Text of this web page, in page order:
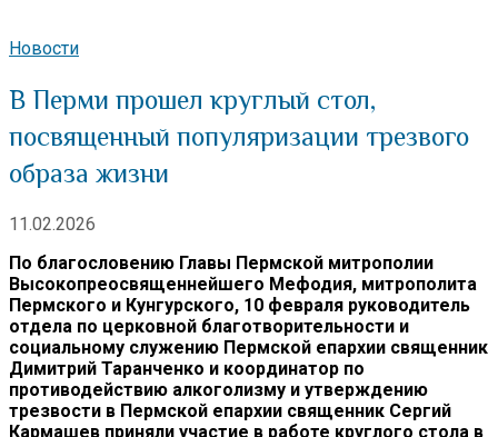
Новости
В Перми прошел круглый стол,
посвященный популяризации трезвого
образа жизни
11.02.2026
По благословению Главы Пермской митрополии
Высокопреосвященнейшего Мефодия, митрополита
Пермского и Кунгурского, 10 февраля руководитель
отдела по церковной благотворительности и
социальному служению Пермской епархии священник
Димитрий Таранченко и координатор по
противодействию алкоголизму и утверждению
трезвости в Пермской епархии священник Сергий
Кармашев приняли участие в работе круглого стола в